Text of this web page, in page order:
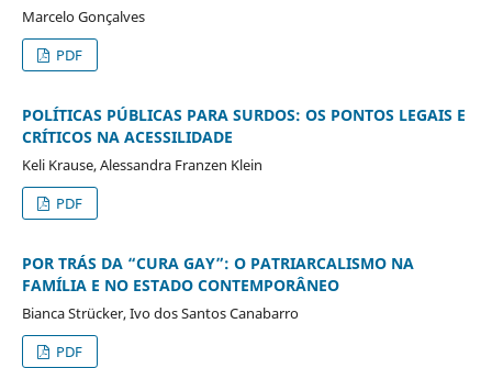
Marcelo Gonçalves
PDF
POLÍTICAS PÚBLICAS PARA SURDOS: OS PONTOS LEGAIS E
CRÍTICOS NA ACESSILIDADE
Keli Krause, Alessandra Franzen Klein
PDF
POR TRÁS DA “CURA GAY”: O PATRIARCALISMO NA
FAMÍLIA E NO ESTADO CONTEMPORÂNEO
Bianca Strücker, Ivo dos Santos Canabarro
PDF